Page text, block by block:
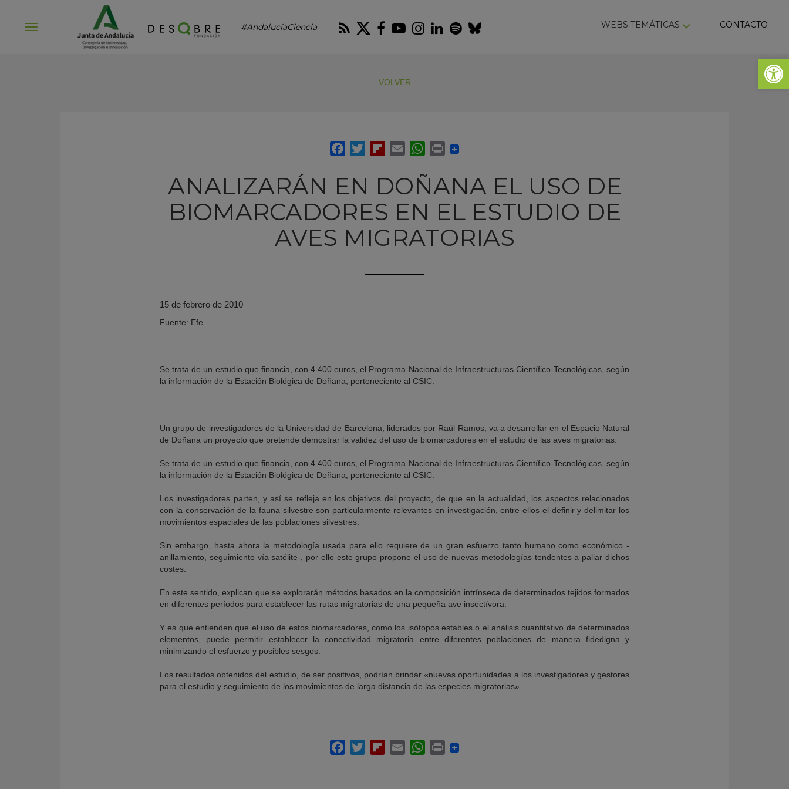
Abrir
#AndalucíaCiencia RSS Twitter
Facebook
Youtube
Instagram
LinkedIn
Spotify
Bluesky WEBS TEMÁTICAS CONTACTO
VOLVER
ANALIZARÁN EN DOÑANA EL USO DE
BIOMARCADORES EN EL ESTUDIO DE
AVES MIGRATORIAS
15 de febrero de 2010
Fuente: Efe
Se trata de un estudio que financia, con 4.400 euros, el Programa Nacional de Infraestructuras Científico-Tecnológicas, según
la información de la Estación Biológica de Doñana, perteneciente al CSIC.
Un grupo de investigadores de la Universidad de Barcelona, liderados por Raúl Ramos, va a desarrollar en el Espacio Natural
de Doñana un proyecto que pretende demostrar la validez del uso de biomarcadores en el estudio de las aves migratorias.
Se trata de un estudio que financia, con 4.400 euros, el Programa Nacional de Infraestructuras Científico-Tecnológicas, según
la información de la Estación Biológica de Doñana, perteneciente al CSIC.
Los investigadores parten, y así se refleja en los objetivos del proyecto, de que en la actualidad, los aspectos relacionados
con la conservación de la fauna silvestre son particularmente relevantes en investigación, entre ellos el definir y delimitar los
movimientos espaciales de las poblaciones silvestres.
Sin embargo, hasta ahora la metodología usada para ello requiere de un gran esfuerzo tanto humano como económico -
anillamiento, seguimiento vía satélite-, por ello este grupo propone el uso de nuevas metodologías tendentes a paliar dichos
costes.
En este sentido, explican que se explorarán métodos basados en la composición intrínseca de determinados tejidos formados
en diferentes períodos para establecer las rutas migratorias de una pequeña ave insectívora.
Y es que entienden que el uso de estos biomarcadores, como los isótopos estables o el análisis cuantitativo de determinados
elementos, puede permitir establecer la conectividad migratoria entre diferentes poblaciones de manera fidedigna y
minimizando el esfuerzo y posibles sesgos.
Los resultados obtenidos del estudio, de ser positivos, podrían brindar «nuevas oportunidades a los investigadores y gestores
para el estudio y seguimiento de los movimientos de larga distancia de las especies migratorias»